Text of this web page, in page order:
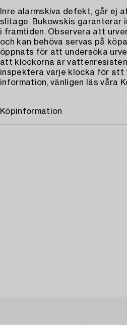
Inre alarmskiva defekt, går ej
slitage. Bukowskis garanterar
i framtiden. Observera att
och kan behöva servas på
öppnats för att undersöka
att klockorna är
inspektera varje klocka för att
information, vänligen läs våra
Köpinformation